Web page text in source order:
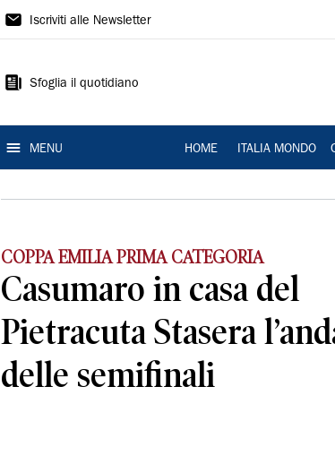
La
Ferrara
Iscriviti alle Newsletter
Sfoglia il quotidiano
MENU HOME ITALIA MONDO
COPPA EMILIA PRIMA CATEGORIA
Casumaro in casa del
Pietracuta Stasera
delle semifinali